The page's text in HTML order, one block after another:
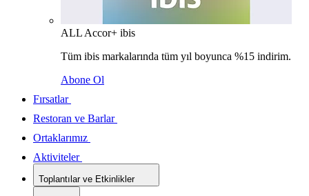
ALL Accor+ ibis
Tüm ibis markalarında tüm yıl boyunca %15 indirim.
Abone Ol
Fırsatlar
Restoran ve Barlar
Ortaklarımız
Aktiviteler
Toplantılar ve Etkinlikler